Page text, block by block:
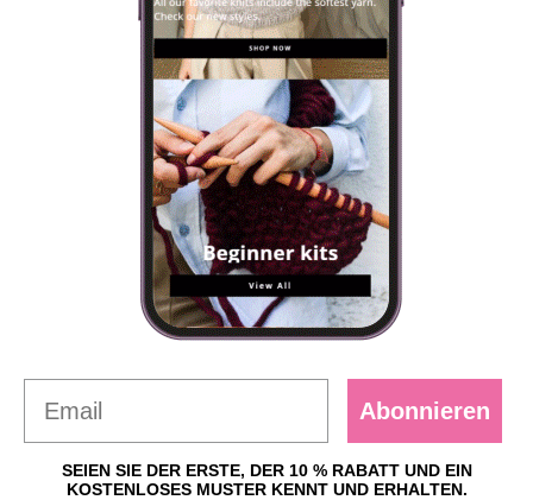
Abonnieren
SEIEN SIE DER ERSTE, DER 10 % RABATT UND EIN
KOSTENLOSES MUSTER KENNT UND ERHALTEN.